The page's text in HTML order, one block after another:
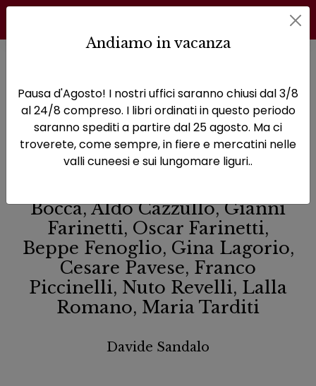
La "Granda" letteratura
La "Granda"
letteratura
Bocca, Aldo Cazzullo, Gianni
Farinetti, Oscar Farinetti,
Beppe Fenoglio, Gina Lagorio,
Cesare Pavese, Franco
Piccinelli, Nuto Revelli, Lalla
Romano, Maria Tarditi
Davide Sandalo
Andiamo in vacanza
Pausa d'Agosto! I nostri uffici saranno chiusi dal 3/8
al 24/8 compreso. I libri ordinati in questo periodo
saranno spediti a partire dal 25 agosto. Ma ci
troverete, come sempre, in fiere e mercatini nelle
valli cuneesi e sui lungomare liguri..